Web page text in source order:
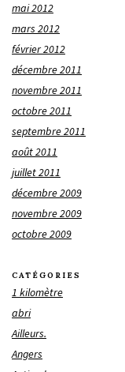
mai 2012
mars 2012
février 2012
décembre 2011
novembre 2011
octobre 2011
septembre 2011
août 2011
juillet 2011
décembre 2009
novembre 2009
octobre 2009
CATÉGORIES
1 kilomètre
abri
Ailleurs.
Angers